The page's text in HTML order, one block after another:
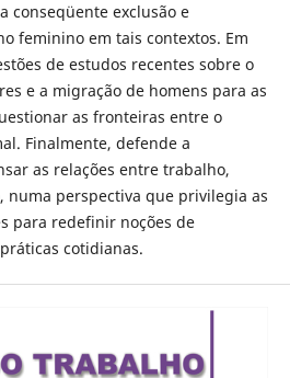
conseqüente exclusão e
feminino em tais contextos. Em
de estudos recentes sobre o
e a migração de homens para as
as fronteiras entre o
Finalmente, defende a
as relações entre trabalho,
numa perspectiva que privilegia as
para redefinir noções de
cotidianas.